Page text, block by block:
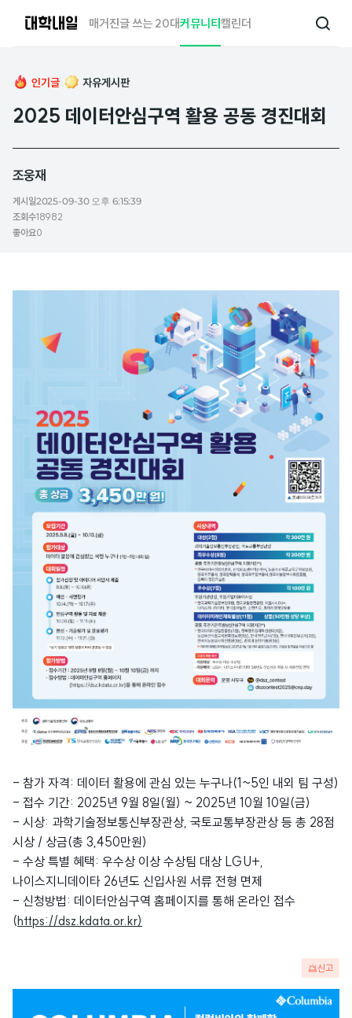
매거진글 쓰는 20대커뮤니티캘린더
검
인기글 자유게시판
2025 데이터안심구역 활용 공동 경진대회
조웅재
게시일2025-09-30 오후 6:15:39
조회수18982
좋아요0
- 참가 자격: 데이터 활용에 관심 있는 누구나(1~5인 내외 팀 구성)
- 접수 기간: 2025년 9월 8일(월) ~ 2025년 10월 10일(금)
- 시상: 과학기술정보통신부장관상, 국토교통부장관상 등 총 28점
시상 / 상금(총 3,450만원)
- 수상 특별 혜택: 우수상 이상 수상팀 대상 LGU+,
나이스지니데이타 26년도 신입사원 서류 전형 면제
- 신청방법: 데이터안심구역 홈페이지를 통해 온라인 접수
(https://dsz.kdata.or.kr)
신고